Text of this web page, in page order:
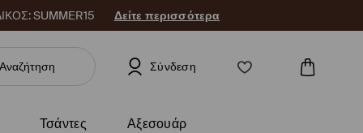
SUMMER15 Δείτε περισσότερα
Σύνδεση
Τσάντες Αξεσουάρ